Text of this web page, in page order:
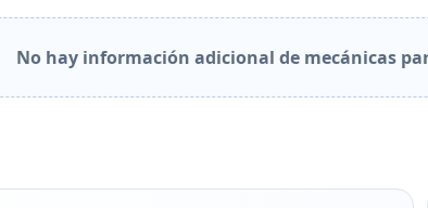
No hay información adicional de mecánicas